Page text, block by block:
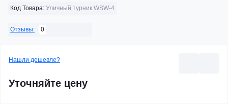
Код Товара: Уличный турник WSW-4
Отзывы: 0
Нашли дешевле?
Уточняйте цену